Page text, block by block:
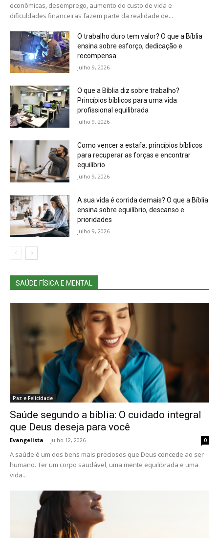
econômicas, desemprego, aumento do custo de vida e
dificuldades financeiras fazem parte da realidade de...
O trabalho duro tem valor? O que a Bíblia
ensina sobre esforço, dedicação e
recompensa
julho 9, 2026
O que a Bíblia diz sobre trabalho?
Princípios bíblicos para uma vida
profissional equilibrada
julho 9, 2026
Como vencer a estafa: princípios bíblicos
para recuperar as forças e encontrar
equilíbrio
julho 9, 2026
A sua vida é corrida demais? O que a Bíblia
ensina sobre equilíbrio, descanso e
prioridades
julho 9, 2026
SAÚDE FÍSICA E MENTAL
Paz e Felicidade
Saúde segundo a bíblia: O cuidado integral
que Deus deseja para você
Evangelista - julho 12, 2026 0
A saúde é um dos bens mais preciosos que Deus concede ao ser
humano. Ter um corpo saudável, uma mente equilibrada e uma
vida...